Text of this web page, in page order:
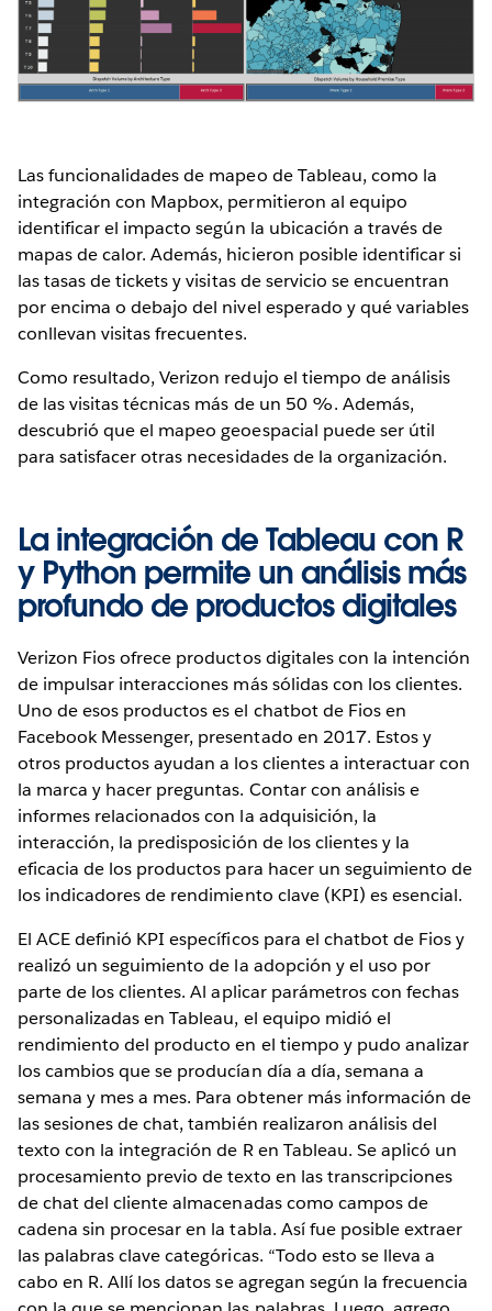
Las funcionalidades de mapeo de Tableau, como la
integración con Mapbox, permitieron al equipo
identificar el impacto según la ubicación a través de
mapas de calor. Además, hicieron posible identificar si
las tasas de tickets y visitas de servicio se encuentran
por encima o debajo del nivel esperado y qué variables
conllevan visitas frecuentes.
Como resultado, Verizon redujo el tiempo de análisis
de las visitas técnicas más de un 50 %. Además,
descubrió que el mapeo geoespacial puede ser útil
para satisfacer otras necesidades de la organización.
La integración de Tableau con R
y Python permite un análisis más
profundo de productos digitales
Verizon Fios ofrece productos digitales con la intención
de impulsar interacciones más sólidas con los clientes.
Uno de esos productos es el chatbot de Fios en
Facebook Messenger, presentado en 2017. Estos y
otros productos ayudan a los clientes a interactuar con
la marca y hacer preguntas. Contar con análisis e
informes relacionados con la adquisición, la
interacción, la predisposición de los clientes y la
eficacia de los productos para hacer un seguimiento de
los indicadores de rendimiento clave (KPI) es esencial.
El ACE definió KPI específicos para el chatbot de Fios y
realizó un seguimiento de la adopción y el uso por
parte de los clientes. Al aplicar parámetros con fechas
personalizadas en Tableau, el equipo midió el
rendimiento del producto en el tiempo y pudo analizar
los cambios que se producían día a día, semana a
semana y mes a mes. Para obtener más información de
las sesiones de chat, también realizaron análisis del
texto con la integración de R en Tableau. Se aplicó un
procesamiento previo de texto en las transcripciones
de chat del cliente almacenadas como campos de
cadena sin procesar en la tabla. Así fue posible extraer
las palabras clave categóricas. “Todo esto se lleva a
cabo en R. Allí los datos se agregan según la frecuencia